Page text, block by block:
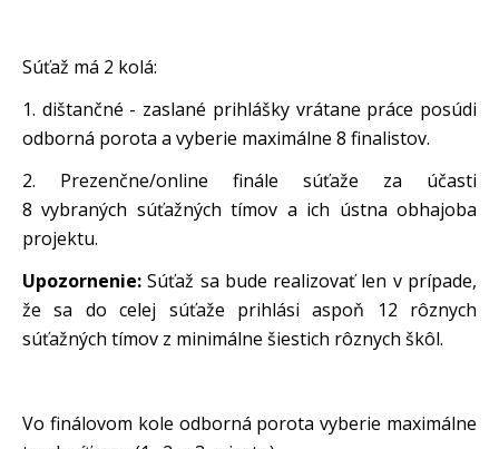
Súťaž má 2 kolá:
1. dištančné - zaslané prihlášky vrátane práce posúdi
odborná porota a vyberie maximálne 8 finalistov.
2. Prezenčne/online finále súťaže za účasti
8 vybraných súťažných tímov a ich ústna obhajoba
projektu.
Upozornenie:Súťaž sa bude realizovať len v prípade,
že sa do celej súťaže prihlási aspoň 12 rôznych
súťažných tímov z minimálne šiestich rôznych škôl.
Vo finálovom kole odborná porota vyberie maximálne